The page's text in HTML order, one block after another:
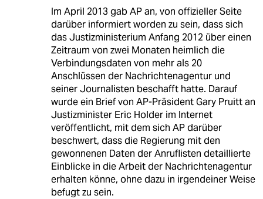
Im April 2013 gab AP an, von offizieller Seite
darüber informiert worden zu sein, dass sich
das Justizministerium Anfang 2012 über einen
Zeitraum von zwei Monaten heimlich die
Verbindungsdaten von mehr als 20
Anschlüssen der Nachrichtenagentur und
seiner Journalisten beschafft hatte. Darauf
wurde ein Brief von AP-Präsident Gary Pruitt an
Justizminister Eric Holder im Internet
veröffentlicht, mit dem sich AP darüber
beschwert, dass die Regierung mit den
gewonnenen Daten der Anruflisten detaillierte
Einblicke in die Arbeit der Nachrichtenagentur
erhalten könne, ohne dazu in irgendeiner Weise
befugt zu sein.